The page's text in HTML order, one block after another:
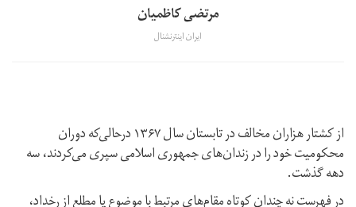
مرتضی کاظمیان
ایران اینترنشنال
از کشتار هزاران مخالف در تابستان سال ۱۳۶۷ درحالی‌که دوران
محکومیت خود را در زندان‌های جمهوری اسلامی سپری می‌کردند، سه
دهه گذشت.